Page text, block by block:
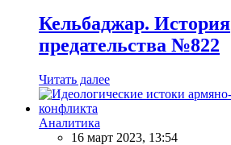
Кельбаджар. История
предательства №822
Читать далее
Аналитика
16 март 2023, 13:54